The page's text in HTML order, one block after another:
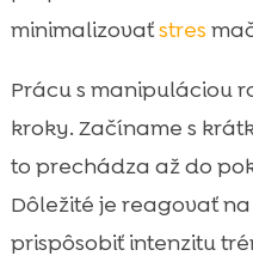
minimalizovaťstres
Prácu s manipuláciou
kroky. Začíname s
to prechádza až do
Dôležité je reagovať
prispôsobiť intenzitu